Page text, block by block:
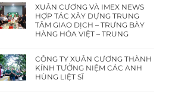
XUÂN CƯƠNG VÀ IMEX NEWS
HỢP TÁC XÂY DỰNG TRUNG
TÂM GIAO DỊCH – TRƯNG BÀY
HÀNG HÓA VIỆT – TRUNG
CÔNG TY XUÂN CƯƠNG THÀNH
KÍNH TƯỞNG NIỆM CÁC ANH
HÙNG LIỆT SĨ